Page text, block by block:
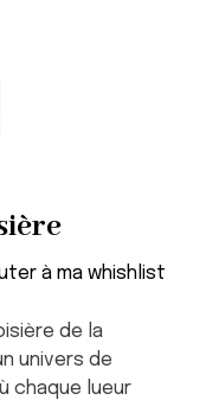
à ma whishlist
de la
univers de
chaque lueur